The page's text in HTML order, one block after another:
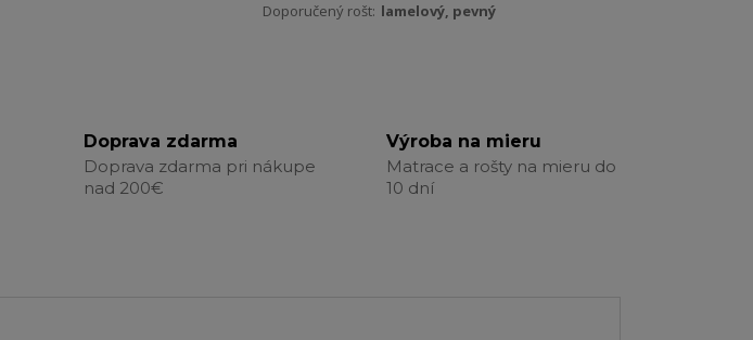
Doporučený rošt: lamelový, pevný
Doprava zdarma
Doprava zdarma pri nákupe
nad 200€
Výroba na mieru
Matrace a rošty na mieru do
10 dní